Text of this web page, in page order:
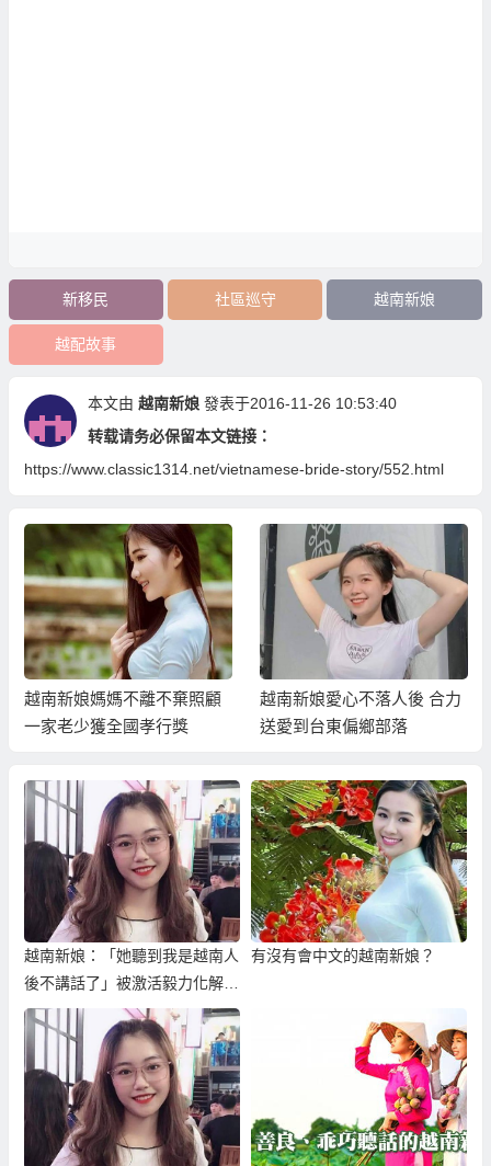
新移民 社區巡守 越南新娘
越配故事
本文由 越南新娘 發表于2016-11-26 10:53:40
转载请务必保留本文链接：
https://www.classic1314.net/vietnamese-bride-story/552.html
越南新娘媽媽不離不棄照顧
一家老少獲全國孝行獎
越南新娘愛心不落人後 合力
送愛到台東偏鄉部落
越南新娘：「她聽到我是越南人
後不講話了」被激活毅力化解外
籍歧視！
有沒有會中文的越南新娘？